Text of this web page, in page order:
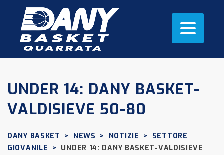
UNDER 14: DANY BASKET-
VALDISIEVE 50-80
DANY BASKET > NEWS > NOTIZIE >
SETTORE
GIOVANILE > UNDER 14: DANY BASKET-VALDISIEVE